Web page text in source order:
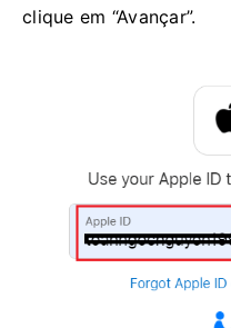
clique em “Avançar”.